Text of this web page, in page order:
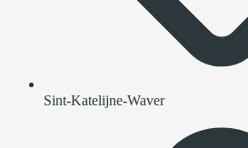
Sint-Katelijne-Waver